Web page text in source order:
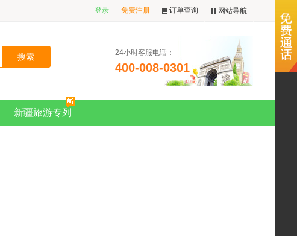
登录 免费注册 订单查询 网站导航
24小时客服电话：
400-008-0301
新疆旅游专列